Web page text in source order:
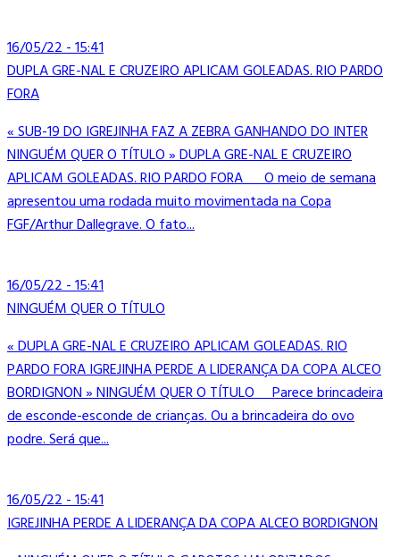
16/05/22 - 15:41
DUPLA GRE-NAL E CRUZEIRO APLICAM GOLEADAS. RIO PARDO
FORA
« SUB-19 DO IGREJINHA FAZ A ZEBRA GANHANDO DO INTER
NINGUÉM QUER O TÍTULO » DUPLA GRE-NAL E CRUZEIRO
APLICAM GOLEADAS. RIO PARDO FORA O meio de semana
apresentou uma rodada muito movimentada na Copa
FGF/Arthur Dallegrave. O fato...
16/05/22 - 15:41
NINGUÉM QUER O TÍTULO
« DUPLA GRE-NAL E CRUZEIRO APLICAM GOLEADAS. RIO
PARDO FORA IGREJINHA PERDE A LIDERANÇA DA COPA ALCEO
BORDIGNON » NINGUÉM QUER O TÍTULO Parece brincadeira
de esconde-esconde de crianças. Ou a brincadeira do ovo
podre. Será que...
16/05/22 - 15:41
IGREJINHA PERDE A LIDERANÇA DA COPA ALCEO BORDIGNON